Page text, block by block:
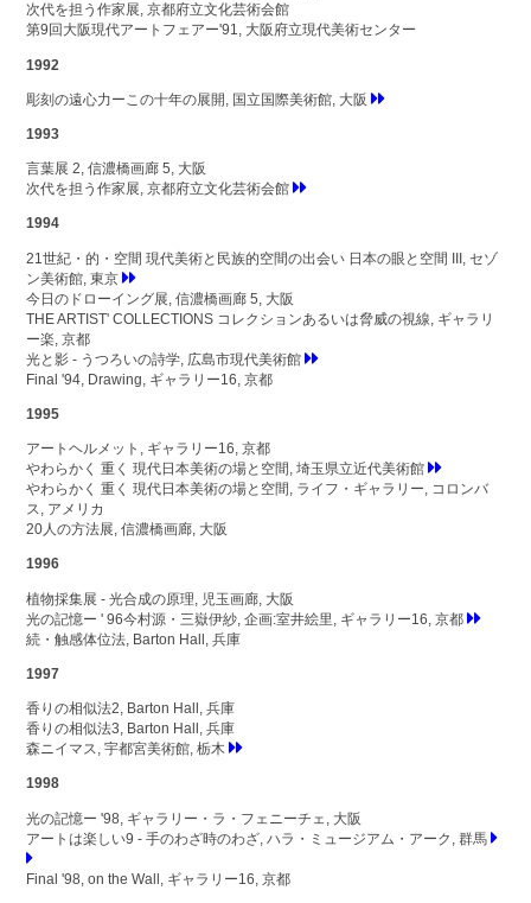
次代を担う作家展, 京都府立文化芸術会館
第9回大阪現代アートフェアー'91, 大阪府立現代美術センター
1992
彫刻の遠心力ーこの十年の展開, 国立国際美術館, 大阪
1993
言葉展 2, 信濃橋画廊 5, 大阪
次代を担う作家展, 京都府立文化芸術会館
1994
21世紀・的・空間 現代美術と民族的空間の出会い 日本の眼と空間 III, セゾ
ン美術館, 東京
今日のドローイング展, 信濃橋画廊 5, 大阪
THE ARTIST' COLLECTIONS コレクションあるいは脅威の視線, ギャラリ
ー楽, 京都
光と影 - うつろいの詩学, 広島市現代美術館
Final '94, Drawing, ギャラリー16, 京都
1995
アートヘルメット, ギャラリー16, 京都
やわらかく 重く 現代日本美術の場と空間, 埼玉県立近代美術館
やわらかく 重く 現代日本美術の場と空間, ライフ・ギャラリー, コロンバ
ス, アメリカ
20人の方法展, 信濃橋画廊, 大阪
1996
植物採集展 - 光合成の原理, 児玉画廊, 大阪
光の記憶ー ' 96今村源・三嶽伊紗, 企画:室井絵里, ギャラリー16, 京都
続・触感体位法, Barton Hall, 兵庫
1997
香りの相似法2, Barton Hall, 兵庫
香りの相似法3, Barton Hall, 兵庫
森ニイマス, 宇都宮美術館, 栃木
1998
光の記憶ー '98, ギャラリー・ラ・フェニーチェ, 大阪
アートは楽しい9 - 手のわざ時のわざ, ハラ・ミュージアム・アーク, 群馬
Final '98, on the Wall, ギャラリー16, 京都